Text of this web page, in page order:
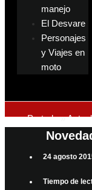
manejo
El Desvare
Personajes
y Viajes en
moto
Portada»
24 agosto
Tiempo de